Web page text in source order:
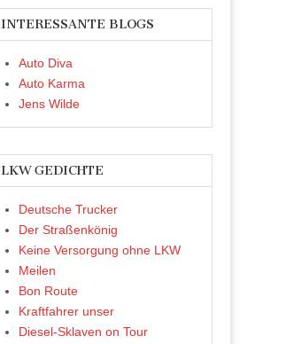
INTERESSANTE BLOGS
Auto Diva
Auto Karma
Jens Wilde
LKW GEDICHTE
Deutsche Trucker
Der Straßenkönig
Keine Versorgung ohne LKW
Meilen
Bon Route
Kraftfahrer unser
Diesel-Sklaven on Tour